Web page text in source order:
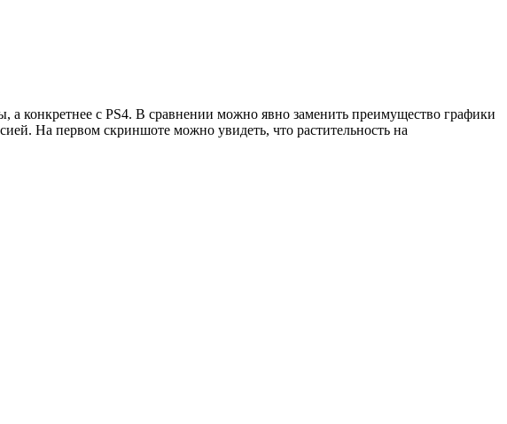
конкретнее с PS4. В сравнении можно явно заменить преимущество графики
На первом скриншоте можно увидеть, что растительность на